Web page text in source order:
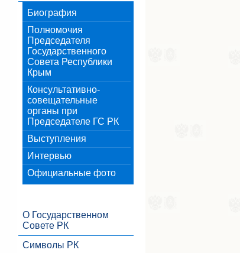
Биография
Полномочия
Председателя
Государственного
Совета Республики
Крым
Консультативно-
совещательные
органы при
Председателе ГС РК
Выступления
Интервью
Официальные фото
О Государственном
Совете РК
Символы РК